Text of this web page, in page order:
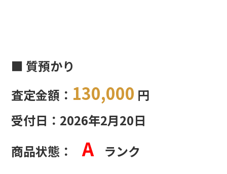
■ 質預かり
査定金額： 130,000 円
受付日：2026年2月20日
商品状態：
A ランク